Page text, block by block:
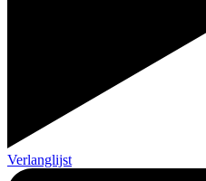
Verlanglijst